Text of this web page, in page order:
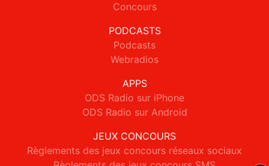
Concours
PODCASTS
Podcasts
Webradios
APPS
ODS Radio sur iPhone
ODS Radio sur Android
JEUX CONCOURS
Règlements des jeux concours réseaux sociaux